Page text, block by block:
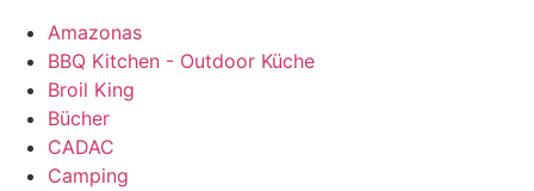
Amazonas
BBQ Kitchen - Outdoor Küche
Broil King
Bücher
CADAC
Camping